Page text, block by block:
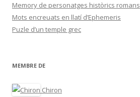
Memory de personatges històrics romans
Mots encreuats en llatí d’Ephemeris
Puzle d’un temple grec
MEMBRE DE
Chiron